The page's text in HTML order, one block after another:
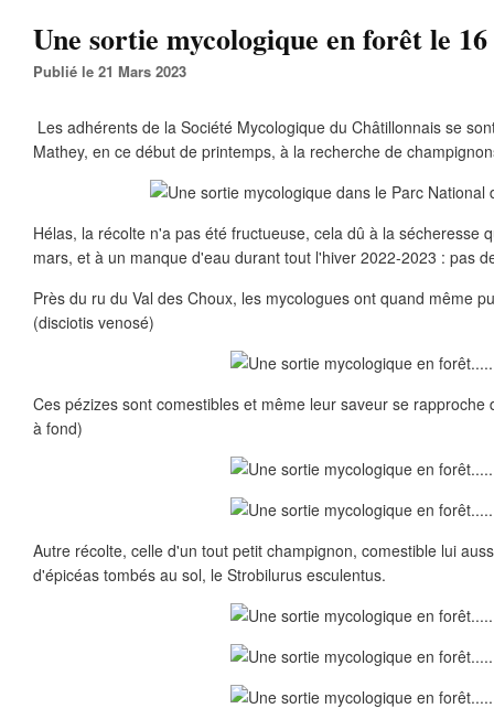
Une sortie mycologique en forêt le
Publié le 21 Mars 2023
Les adhérents de la Société Mycologique du Châtillonnais se
Mathey, en ce début de printemps, à la recherche de
Hélas, la récolte n'a pas été fructueuse, cela dû à la sécheresse
mars, et à un manque d'eau durant tout l'hiver 2022-2023 : pas
Près du ru du Val des Choux, les mycologues ont quand même
(disciotis venosé)
Ces pézizes sont comestibles et même leur saveur se rapproche
à fond)
Autre récolte, celle d'un tout petit champignon, comestible lui
d'épicéas tombés au sol, le Strobilurus esculentus.